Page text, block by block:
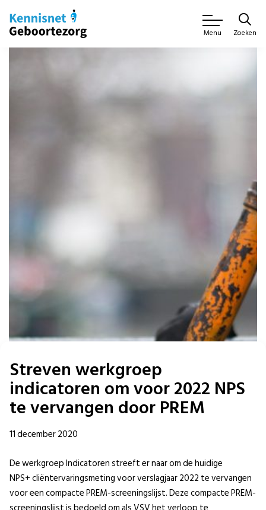
Menu Zoeken
Streven werkgroep
indicatoren om voor 2022 NPS
te vervangen door PREM
11 december 2020
De werkgroep Indicatoren streeft er naar om de huidige
NPS+ cliëntervaringsmeting voor verslagjaar 2022 te vervangen
voor een compacte PREM-screeningslijst. Deze compacte PREM-